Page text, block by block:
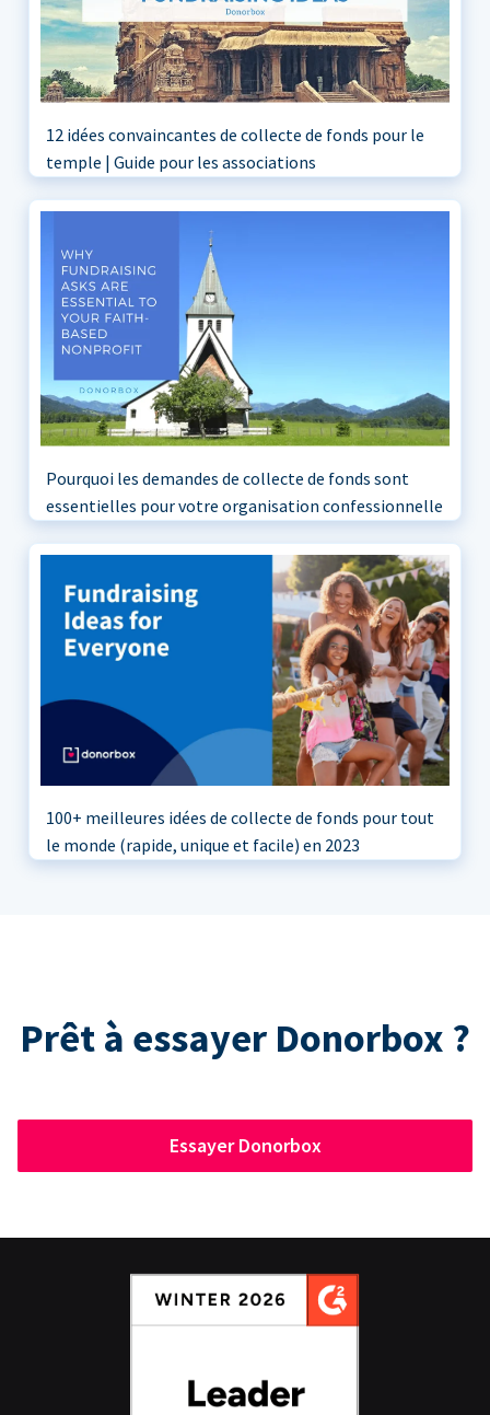
12 idées convaincantes de collecte de fonds pour le
temple | Guide pour les associations
Pourquoi les demandes de collecte de fonds sont
essentielles pour votre organisation confessionnelle
100+ meilleures idées de collecte de fonds pour tout
le monde (rapide, unique et facile) en 2023
Prêt à essayer Donorbox ?
Essayer Donorbox